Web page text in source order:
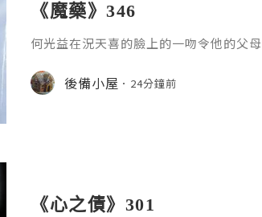
《魔藥》346
何光益在況天喜的臉上的一吻令他的父
味總比口氣好一點，還好我對薄荷沒有
「幸好這傢伙未化妝，沒有要我吃化妝
後備小屋 24分鐘前
《心之債》301